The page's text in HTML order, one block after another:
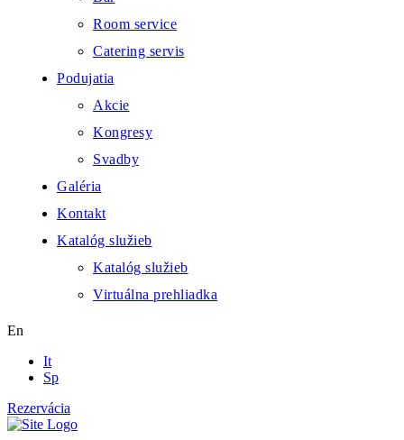
Room service
Catering servis
Podujatia
Akcie
Kongresy
Svadby
Galéria
Kontakt
Katalóg služieb
Katalóg služieb
Virtuálna prehliadka
En
It
Sp
Rezervácia